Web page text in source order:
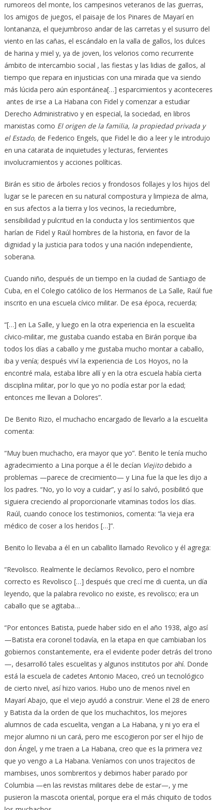
rumoreos del monte, los campesinos veteranos de las guerras,
los amigos de juegos, el paisaje de los Pinares de Mayarí en
lontananza, el quejumbroso andar de las carretas y el susurro del
viento en las cañas, el escándalo en la valla de gallos, los dulces
de harina y miel y, ya de joven, los velorios como recurrente
ámbito de intercambio social , las fiestas y las lidias de gallos, al
tiempo que repara en injusticias con una mirada que va siendo
más lúcida pero aún espontánea[…] esparcimientos y aconteceres
antes de irse a La Habana con Fidel y comenzar a estudiar
Derecho Administrativo y en especial, la sociedad, en libros
marxistas como El origen de la familia, la propiedad privada y
el Estado, de Federico Engels, que Fidel le dio a leer y le introdujo
en una catarata de inquietudes y lecturas, fervientes
involucramientos y acciones políticas.
Birán es sitio de árboles recios y frondosos follajes y los hijos del
lugar se le parecen en su natural compostura y limpieza de alma,
en sus afectos a la tierra y los vecinos, la reciedumbre,
sensibilidad y pulcritud en la conducta y los sentimientos que
harían de Fidel y Raúl hombres de la historia, en favor de la
dignidad y la justicia para todos y una nación independiente,
soberana.
Cuando niño, después de un tiempo en la ciudad de Santiago de
Cuba, en el Colegio católico de los Hermanos de La Salle, Raúl fue
inscrito en una escuela cívico militar. De esa época, recuerda;
“[…] en La Salle, y luego en la otra experiencia en la escuelita
cívico-militar, me gustaba cuando estaba en Birán porque iba
todos los días a caballo y me gustaba mucho montar a caballo,
iba y venía; después viví la experiencia de Los Hoyos, no la
encontré mala, estaba libre allí y en la otra escuela había cierta
disciplina militar, por lo que yo no podía estar por la edad;
entonces me llevan a Dolores”.
De Benito Rizo, el muchacho encargado de llevarlo a la escuelita
comenta:
“Muy buen muchacho, era mayor que yo”. Benito le tenía mucho
agradecimiento a Lina porque a él le decían Viejitodebido a
problemas —parece de crecimiento— y Lina fue la que les dijo a
los padres. “No, yo lo voy a cuidar”, y así lo salvó, posibilitó que
siguiera creciendo al proporcionarle vitaminas todos los días.
Raúl, cuando conoce los testimonios, comenta: “la vieja era
médico de coser a los heridos […]”.
Benito lo llevaba a él en un caballito llamado Revolico y él agrega:
“Revolisco. Realmente le decíamos Revolico, pero el nombre
correcto es Revolisco […] después que crecí me di cuenta, un día
leyendo, que la palabra revolico no existe, es revolisco; era un
caballo que se agitaba…
“Por entonces Batista, puede haber sido en el año 1938, algo así
—Batista era coronel todavía, en la etapa en que cambiaban los
gobiernos constantemente, era el evidente poder detrás del trono
—, desarrolló tales escuelitas y algunos institutos por ahí. Donde
está la escuela de cadetes Antonio Maceo, creó un tecnológico
de cierto nivel, así hizo varios. Hubo uno de menos nivel en
Mayarí Abajo, que el viejo ayudó a construir. Viene el 28 de enero
y Batista da la orden de que los muchachitos, los mejores
alumnos de cada escuelita, vengan a La Habana, y ni yo era el
mejor alumno ni un cará, pero me escogieron por ser el hijo de
don Ángel, y me traen a La Habana, creo que es la primera vez
que yo vengo a La Habana. Veníamos con unos trajecitos de
mambises, unos sombreritos y debimos haber parado por
Columbia —en las revistas militares debe de estar—, y me
pusieron la mascota oriental, porque era el más chiquito de todos